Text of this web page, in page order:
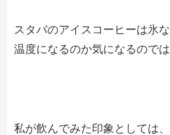
スタバのアイスコーヒーは氷
温度になるのか気になるので
私が飲んでみた印象としては、